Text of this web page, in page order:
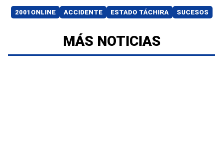
2001ONLINE ACCIDENTE ESTADO TÁCHIRA SUCESOS
MÁS NOTICIAS